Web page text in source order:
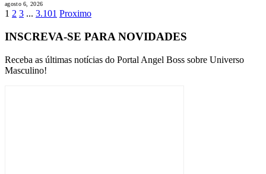
agosto 6, 2026
1 2 3 ... 3.101 Proximo
INSCREVA-SE PARA NOVIDADES
Receba as últimas notícias do Portal Angel Boss sobre Universo
Masculino!